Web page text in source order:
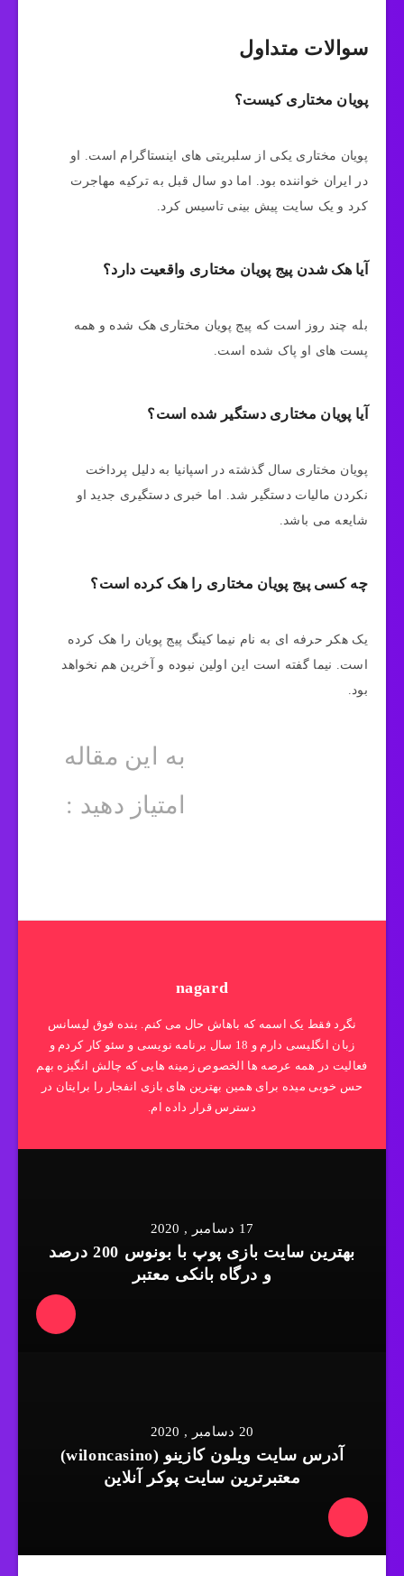
سوالات متداول
پویان مختاری کیست؟
پویان مختاری یکی از سلبریتی های اینستاگرام است. او
در ایران خواننده بود. اما دو سال قبل به ترکیه مهاجرت
کرد و یک سایت پیش بینی تاسیس کرد.
آیا هک شدن پیج پویان مختاری واقعیت دارد؟
بله چند روز است که پیج پویان مختاری هک شده و همه
پست های او پاک شده است.
آیا پویان مختاری دستگیر شده است؟
پویان مختاری سال گذشته در اسپانیا به دلیل پرداخت
نکردن مالیات دستگیر شد. اما خبری دستگیری جدید او
شایعه می باشد.
چه کسی پیج پویان مختاری را هک کرده است؟
یک هکر حرفه ای به نام نیما کینگ پیج پویان را هک کرده
است. نیما گفته است این اولین نبوده و آخرین هم نخواهد
بود.
به این مقاله
امتیاز دهید :
nagard
نگرد فقط یک اسمه که باهاش حال می کنم. بنده فوق لیسانس
زبان انگلیسی دارم و 18 سال برنامه نویسی و سئو کار کردم و
فعالیت در همه عرصه ها الخصوص زمینه هایی که چالش انگیزه بهم
حس خوبی میده برای همین بهترین های بازی انفجار را برایتان در
دسترس قرار داده ام.
17 دسامبر , 2020
بهترین سایت بازی پوپ با بونوس 200 درصد
و درگاه بانکی معتبر
20 دسامبر , 2020
آدرس سایت ویلون کازینو (wiloncasino)
معتبرترین سایت پوکر آنلاین